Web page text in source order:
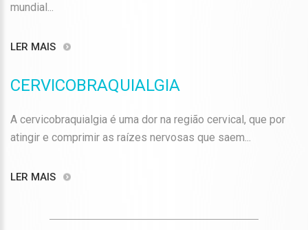
mundial...
LER MAIS
CERVICOBRAQUIALGIA
A cervicobraquialgia é uma dor na região cervical, que por
atingir e comprimir as raízes nervosas que saem...
LER MAIS